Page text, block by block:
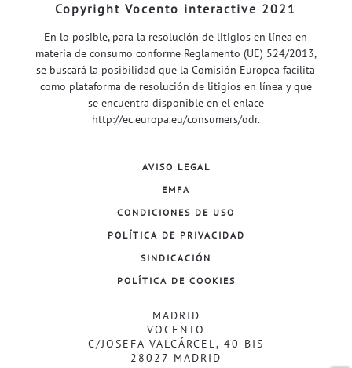
Copyright Vocento interactive 2021
En lo posible, para la resolución de litigios en línea en
materia de consumo conforme Reglamento (UE) 524/2013,
se buscará la posibilidad que la Comisión Europea facilita
como plataforma de resolución de litigios en línea y que
se encuentra disponible en el enlace
http://ec.europa.eu/consumers/odr.
AVISO LEGAL
EMFA
CONDICIONES DE USO
POLÍTICA DE PRIVACIDAD
SINDICACIÓN
POLÍTICA DE COOKIES
MADRID
VOCENTO
C/JOSEFA VALCÁRCEL, 40 BIS
28027 MADRID